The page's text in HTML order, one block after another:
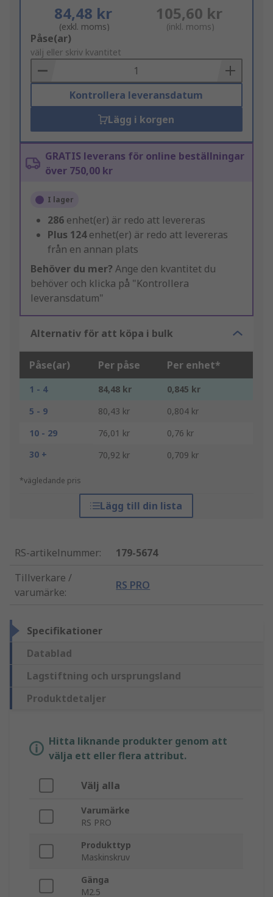
84,48 kr
(exkl. moms)
105,60 kr
(inkl. moms)
Add
to
Basket
Påse(ar)
välj eller skriv kvantitet
Kontrollera leveransdatum
Lägg i korgen
GRATIS leverans för online beställningar
över 750,00 kr
I lager
286 enhet(er) är redo att levereras
Plus 124enhet(er) är redo att levereras
från en annan plats
Behöver du mer? Ange den kvantitet du
behöver och klicka på "Kontrollera
leveransdatum"
Alternativ för att köpa i bulk
Påse(ar) Per påse Per enhet*
1 - 4 84,48 kr
0,845 kr
5 - 9
80,43 kr
0,804 kr
10 - 29
76,01 kr
0,76 kr
30 +
70,92 kr 0,709 kr
*vägledande pris
Lägg till din lista
RS-artikelnummer:
179-5674
Tillverkare /
varumärke:
RS PRO
Specifikationer
Datablad
Lagstiftning och ursprungsland
Produktdetaljer
Hitta liknande produkter genom att
välja ett eller flera attribut.
Välj alla
Varumärke
RS PRO
Produkttyp
Maskinskruv
Gänga
M2.5